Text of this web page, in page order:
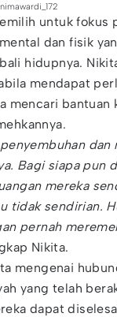
untuk fokus
dan fisik
hidupnya.
mendapat
mencari bantuan
penyembuhan
Bagi siapa pun
mereka
tidak sendirian.
pernah
Nikita.
mengenai
yang telah
dapat